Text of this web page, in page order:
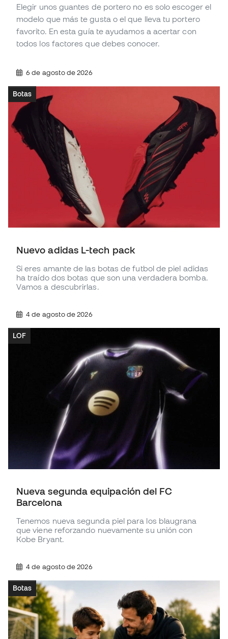
Elegir unos guantes de portero no es solo escoger el
modelo que más te gusta o el que lleva tu portero
favorito. En esta guía te ayudamos a acertar con
todos los factores que debes conocer.
6 de agosto de 2026
Botas
Nuevo adidas L-tech pack
Si eres amante de las botas de futbol de piel adidas
ha traído dos botas que son una verdadera bomba.
Vamos a descubrirlas.
4 de agosto de 2026
LOF
Nueva segunda equipación del FC
Barcelona
Tenemos nueva segunda piel para los blaugrana
que viene reforzando nuevamente su unión con
Kobe Bryant.
4 de agosto de 2026
Botas